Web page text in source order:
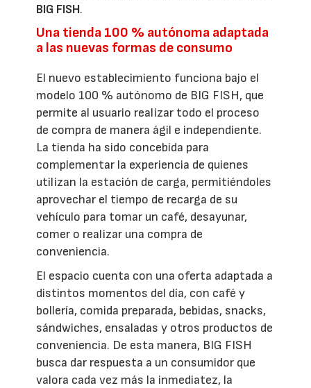
BIG FISH.
Una tienda 100 % autónoma adaptada
a las nuevas formas de consumo
El nuevo establecimiento funciona bajo el
modelo 100 % autónomo de BIG FISH, que
permite al usuario realizar todo el proceso
de compra de manera ágil e independiente.
La tienda ha sido concebida para
complementar la experiencia de quienes
utilizan la estación de carga, permitiéndoles
aprovechar el tiempo de recarga de su
vehículo para tomar un café, desayunar,
comer o realizar una compra de
conveniencia.
El espacio cuenta con una oferta adaptada a
distintos momentos del día, con café y
bollería, comida preparada, bebidas, snacks,
sándwiches, ensaladas y otros productos de
conveniencia. De esta manera, BIG FISH
busca dar respuesta a un consumidor que
valora cada vez más la inmediatez, la